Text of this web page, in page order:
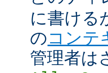
に書ける
のコンテ
管理者は